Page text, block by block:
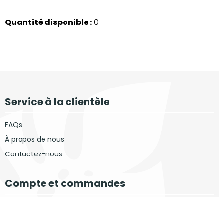
Quantité disponible :0
Service à la clientèle
FAQs
À propos de nous
Contactez-nous
Compte et commandes